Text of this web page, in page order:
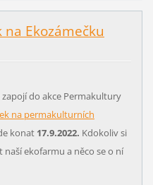
Ekozámečku
do akce Permakultury
na permakulturních
konat 17.9.2022. Kdokoliv si
ekofarmu a něco se o ní